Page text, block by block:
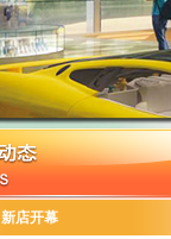
新店开幕